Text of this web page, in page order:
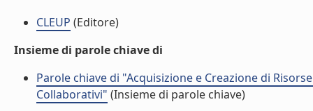
CLEUP (Editore)
Insieme di parole chiave di
Parole chiave di "Acquisizione e Creazione di
Collaborativi" (Insieme di parole chiave)